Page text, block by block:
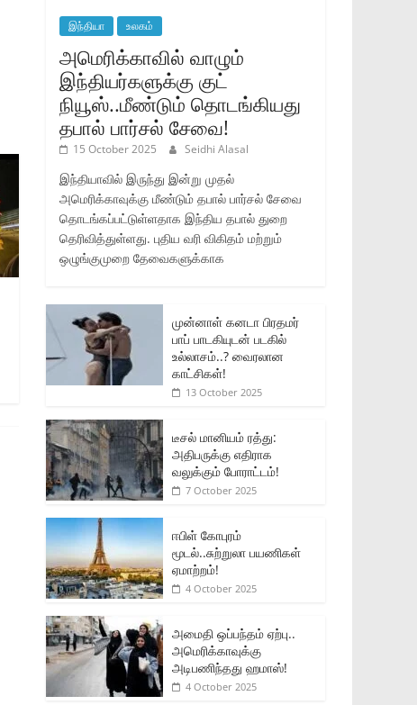
இந்தியா உலகம்
அமெரிக்காவில் வாழும்
இந்தியர்களுக்கு குட்
நியூஸ்..மீண்டும் தொடங்கியது
தபால் பார்சல் சேவை!
15 October 2025 Seidhi Alasal
இந்தியாவில் இருந்து இன்று முதல்
அமெரிக்காவுக்கு மீண்டும் தபால் பார்சல் சேவை
தொடங்கப்பட்டுள்ளதாக இந்திய தபால் துறை
தெரிவித்துள்ளது. புதிய வரி விகிதம் மற்றும்
ஒழுங்குமுறை தேவைகளுக்காக
முன்னாள் கனடா பிரதமர்
பாப் பாடகியுடன் படகில்
உல்லாசம்..? வைரலான
காட்சிகள்!
13 October 2025
டீசல் மானியம் ரத்து:
அதிபருக்கு எதிராக
வலுக்கும் போராட்டம்!
7 October 2025
ஈபிள் கோபுரம்
மூடல்..சுற்றுலா பயணிகள்
ஏமாற்றம்!
4 October 2025
அமைதி ஒப்பந்தம் ஏற்பு..
அமெரிக்காவுக்கு
அடிபணிந்தது ஹமாஸ்!
4 October 2025